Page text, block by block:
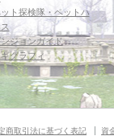
ト探検隊・ペットハ
ジョンガイド
グラフィ
商取引法に基づく表記 資